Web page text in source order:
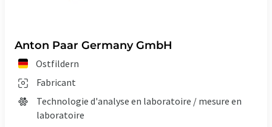
Anton Paar Germany GmbH
Ostfildern
Fabricant
Technologie d'analyse en laboratoire / mesure en
laboratoire